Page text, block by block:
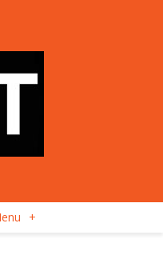
+